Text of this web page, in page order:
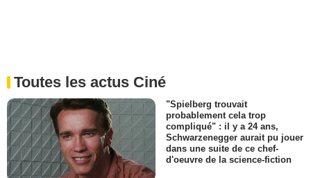
Toutes les actus Ciné
"Spielberg trouvait
probablement cela trop
compliqué" : il y a 24 ans,
Schwarzenegger aurait pu jouer
dans une suite de ce chef-
d'oeuvre de la science-fiction